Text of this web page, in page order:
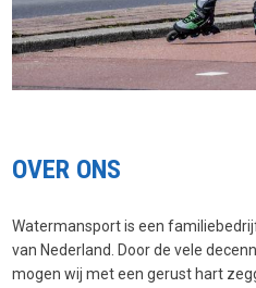
OVER ONS
Watermansport is een
van Nederland. Door de vele
mogen wij met een gerust hart